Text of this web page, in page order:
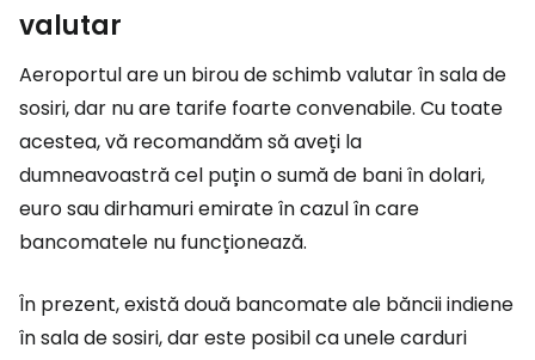
valutar
Aeroportul are un birou de schimb valutar în sala de
sosiri, dar nu are tarife foarte convenabile. Cu toate
acestea, vă recomandăm să aveți la
dumneavoastră cel puțin o sumă de bani în dolari,
euro sau dirhamuri emirate în cazul în care
bancomatele nu funcționează.
În prezent, există două bancomate ale băncii indiene
în sala de sosiri, dar este posibil ca unele carduri